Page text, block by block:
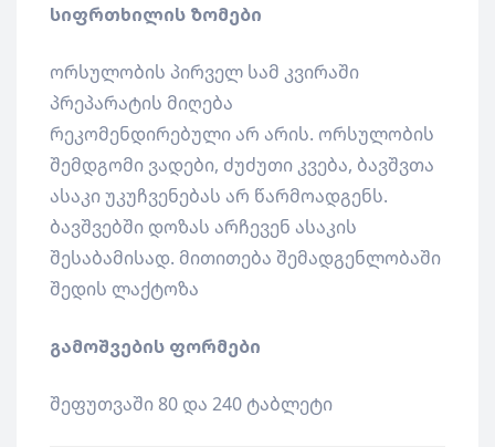
სიფრთხილის ზომები
ორსულობის პირველ სამ კვირაში
პრეპარატის მიღება
რეკომენდირებული არ არის. ორსულობის
შემდგომი ვადები, ძუძუთი კვება, ბავშვთა
ასაკი უკუჩვენებას არ წარმოადგენს.
ბავშვებში დოზას არჩევენ ასაკის
შესაბამისად. მითითება შემადგენლობაში
შედის ლაქტოზა
გამოშვების ფორმები
შეფუთვაში 80 და 240 ტაბლეტი